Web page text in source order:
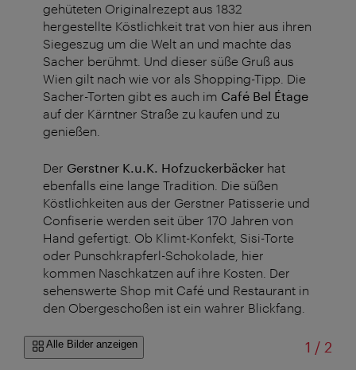
gehüteten Originalrezept aus 1832
hergestellte Köstlichkeit trat von hier aus ihren
Siegeszug um die Welt an und machte das
Sacher berühmt. Und dieser süße Gruß aus
Wien gilt nach wie vor als Shopping-Tipp. Die
Sacher-Torten gibt es auch im Café Bel Étage
auf der Kärntner Straße zu kaufen und zu
genießen.
Der Gerstner K.u.K. Hofzuckerbäcker hat
ebenfalls eine lange Tradition. Die süßen
Köstlichkeiten aus der Gerstner Patisserie und
Confiserie werden seit über 170 Jahren von
Hand gefertigt. Ob Klimt-Konfekt, Sisi-Torte
oder Punschkrapferl-Schokolade, hier
kommen Naschkatzen auf ihre Kosten. Der
sehenswerte Shop mit Café und Restaurant in
den Obergeschoßen ist ein wahrer Blickfang.
Alle Bilder anzeigen 1 /von
2